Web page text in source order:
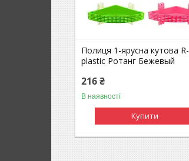
Полиця 1-ярусна кутова R-
plastic Ротанг Бежевый
216 ₴
В наявності
Купити